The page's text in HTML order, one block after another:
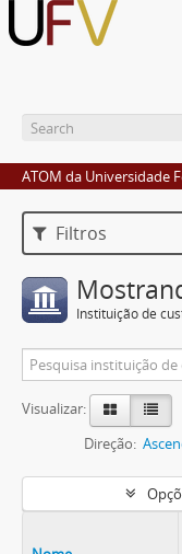
ATOM da Universidade
Filtros
Instituição de
Visualizar:
Direção: